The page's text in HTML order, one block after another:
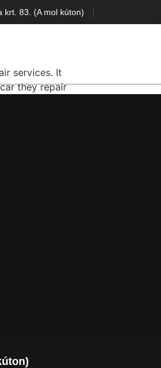
krt. 83. (A mol kúton)
services. It
they repair